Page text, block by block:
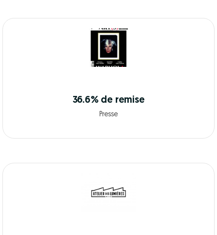
36.6% de remise
Presse